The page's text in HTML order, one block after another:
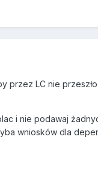
przez LC nie
i nie podawaj
wniosków dla